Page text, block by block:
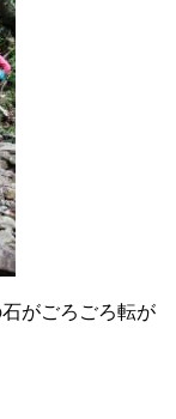
がごろごろ転が